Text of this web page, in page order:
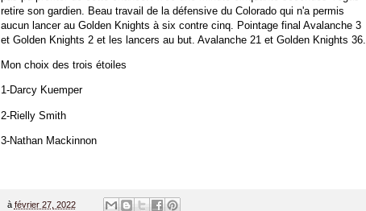
retire son gardien. Beau travail de la défensive du Colorado qui n'a permis
aucun lancer au Golden Knights à six contre cinq. Pointage final Avalanche 3
et Golden Knights 2 et les lancers au but. Avalanche 21 et Golden Knights 36.
Mon choix des trois étoiles
1-Darcy Kuemper
2-Rielly Smith
3-Nathan Mackinnon
à février 27, 2022